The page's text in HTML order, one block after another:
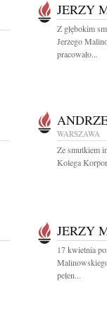
JERZY
Z głębokim
Jerzego
pracowało...
WARSZAWA
Ze smutkiem
Kolega
JERZY
17 kwietnia
pełen...